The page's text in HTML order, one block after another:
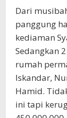
Dari
panggung
kediaman
Sedangkan
rumah
Iskandar,
Hamid.
ini tapi